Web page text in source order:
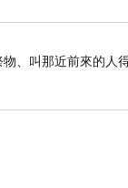
感之前，成
、叫那近前來的人